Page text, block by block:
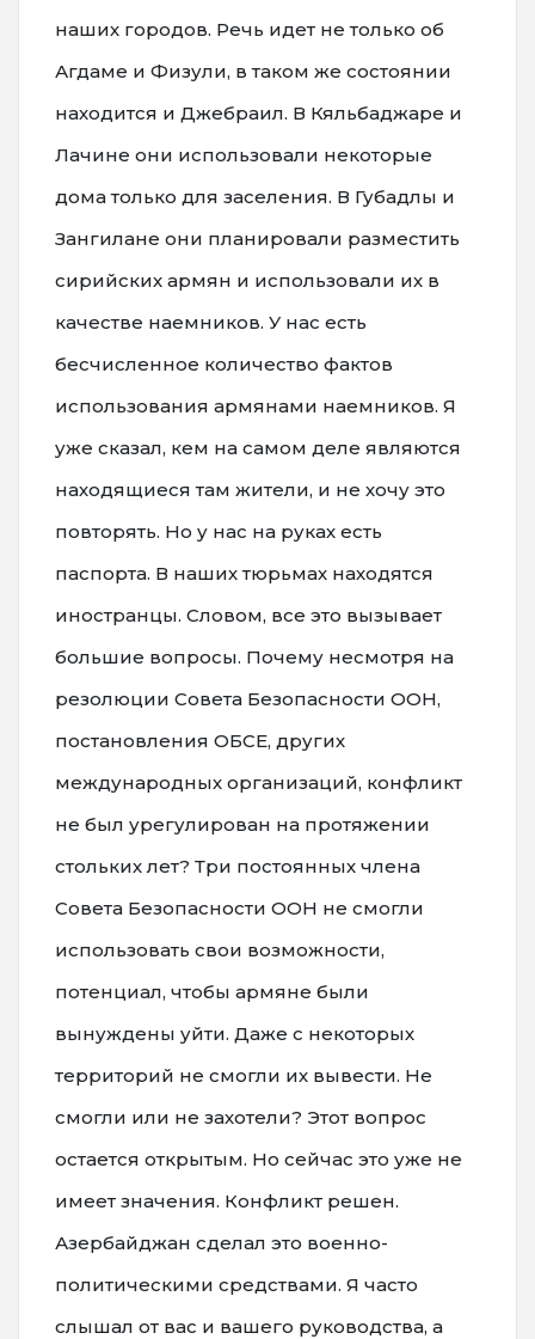
наших городов. Речь идет не только об
Агдаме и Физули, в таком же состоянии
находится и Джебраил. В Кяльбаджаре и
Лачине они использовали некоторые
дома только для заселения. В Губадлы и
Зангилане они планировали разместить
сирийских армян и использовали их в
качестве наемников. У нас есть
бесчисленное количество фактов
использования армянами наемников. Я
уже сказал, кем на самом деле являются
находящиеся там жители, и не хочу это
повторять. Но у нас на руках есть
паспорта. В наших тюрьмах находятся
иностранцы. Словом, все это вызывает
большие вопросы. Почему несмотря на
резолюции Совета Безопасности ООН,
постановления ОБСЕ, других
международных организаций, конфликт
не был урегулирован на протяжении
стольких лет? Три постоянных члена
Совета Безопасности ООН не смогли
использовать свои возможности,
потенциал, чтобы армяне были
вынуждены уйти. Даже с некоторых
территорий не смогли их вывести. Не
смогли или не захотели? Этот вопрос
остается открытым. Но сейчас это уже не
имеет значения. Конфликт решен.
Азербайджан сделал это военно-
политическими средствами. Я часто
слышал от вас и вашего руководства, а